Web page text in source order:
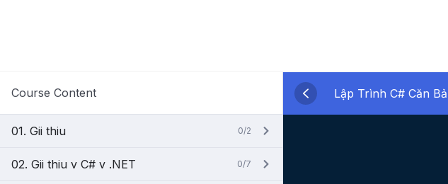
Course Content
01. Gii thiu 0/2
02. Gii thiu v C# v .NET 0/7
Lập Trình C# Căn